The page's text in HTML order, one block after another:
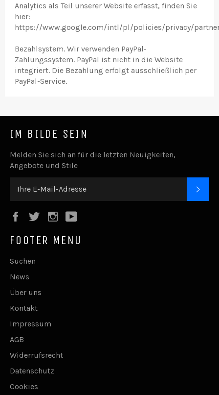
Analytics als Teil unserer Website erfasst, finden Sie
hier:
https://www.google.com/intl/pl/policies/privacy/
Bezahlsystem. Wir verwenden PayPal-
Zahlungssystem. PayPal ist nicht in die Website
integriert. Die Bezahlung erfolgt ausschließlich per
PayPal-Service.
IM BILDE SEIN
Melden Sie sich an für die letzten Neuigkeiten,
Angebote und Stile
FacebookTwitterInstagram
FOOTER MENU
Suchen
News
Über uns
Kontakt
Impressum
AGB
Widerrufsrecht
Datenschutz
Cookies